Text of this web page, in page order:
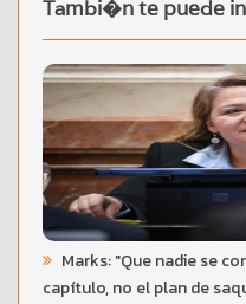
Tambi�n te puede
Marks: "Que nadie se
capítulo, no el plan de